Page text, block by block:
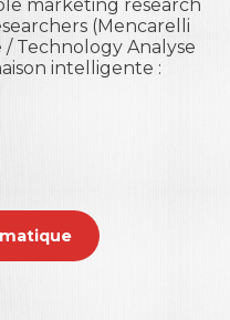
marketing research
(Mencarelli
/ Technology Analyse
intelligente :